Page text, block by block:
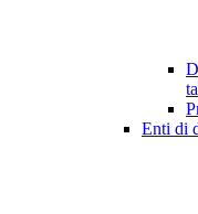
Enti di